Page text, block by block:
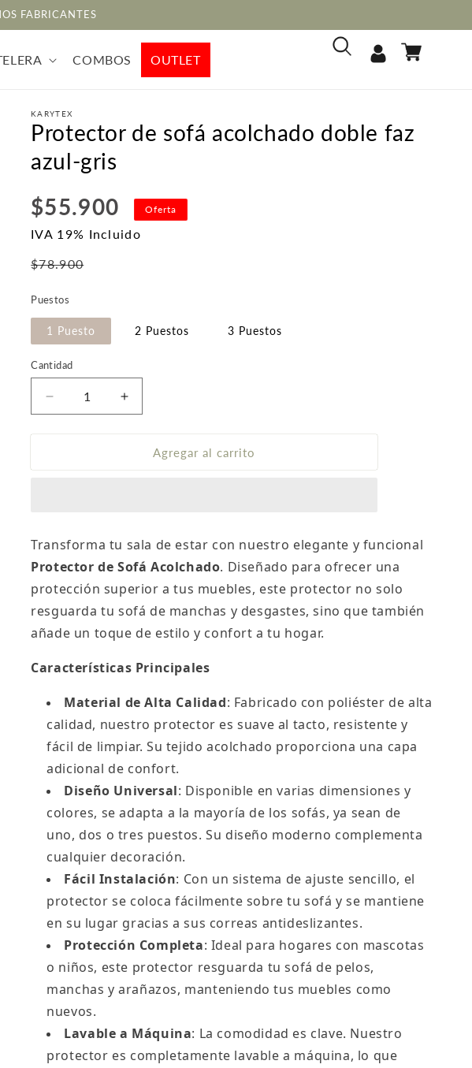
FABRICANTES
COMBOS OUTLET
Iniciar
Carrito
KARYTEX
Protector de sofá acolchado doble faz
azul-gris
Precio
habitual
$55.900 Oferta
IVA 19% Incluido
$78.900
oferta
Puestos
1 Puesto 2 Puestos 3 Puestos
Cantidad
Reducir
cantidad
azul-
gris
Aumentar
cantidad
Protector
azul-
gris
Agregar al carrito
Transforma tu sala de estar con nuestro elegante y funcional
Protector de Sofá Acolchado. Diseñado para ofrecer una
protección superior a tus muebles, este protector no solo
resguarda tu sofá de manchas y desgastes, sino que también
añade un toque de estilo y confort a tu hogar.
Características Principales
Material de Alta Calidad: Fabricado con poliéster de alta
calidad, nuestro protector es suave al tacto, resistente y
fácil de limpiar. Su tejido acolchado proporciona una capa
adicional de confort.
Diseño Universal: Disponible en varias dimensiones y
colores, se adapta a la mayoría de los sofás, ya sean de
uno, dos o tres puestos. Su diseño moderno complementa
cualquier decoración.
Fácil Instalación: Con un sistema de ajuste sencillo, el
protector se coloca fácilmente sobre tu sofá y se mantiene
en su lugar gracias a sus correas antideslizantes.
Protección Completa: Ideal para hogares con mascotas
o niños, este protector resguarda tu sofá de pelos,
manchas y arañazos, manteniendo tus muebles como
nuevos.
Lavable a Máquina: La comodidad es clave. Nuestro
protector es completamente lavable a máquina, lo que